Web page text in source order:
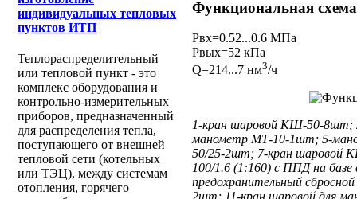
индивидуальных тепловых
пунктов ИТП
Теплораспределительный
или тепловой пункт - это
комплекс оборудования и
контрольно-измерительных
приборов, предназначенный
для распределения тепла,
поступающего от внешней
тепловой сети (котельных
или ТЭЦ), между системам
отопления, горячего
Функциональная
Рвх=0.52...0.6 МПа
Рвых=52 кПа
Q=214...7 нм3/ч
1-кран шаровой КШ-50-
манометр МТ-10-1шт; 5-
50/25-2шт; 7-кран шаровой
100/1.6 (1:160) с ППД на
предохранительный
2шт; 11-кран шаровой для